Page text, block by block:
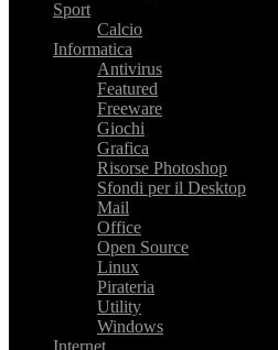
Sport
Calcio
Informatica
Antivirus
Featured
Freeware
Giochi
Grafica
Risorse Photoshop
Sfondi per il Desktop
Mail
Office
Open Source
Linux
Pirateria
Utility
Windows
Internet